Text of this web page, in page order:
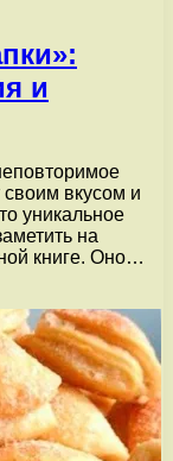
и
своим вкусом и
уникальное
на
книге. Оно…